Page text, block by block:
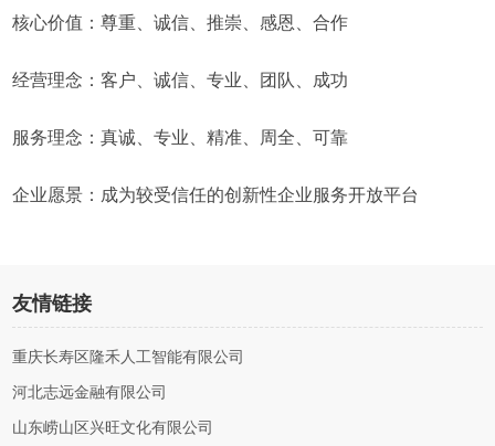
核心价值：尊重、诚信、推崇、感恩、合作
经营理念：客户、诚信、专业、团队、成功
服务理念：真诚、专业、精准、周全、可靠
企业愿景：成为较受信任的创新性企业服务开放平台
友情链接
重庆长寿区隆禾人工智能有限公司
河北志远金融有限公司
山东崂山区兴旺文化有限公司